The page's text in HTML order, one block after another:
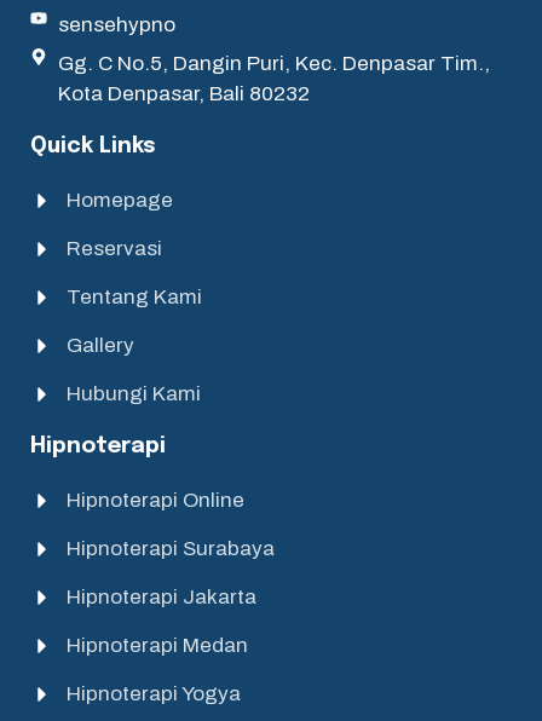
sensehypno
Gg. C No.5, Dangin Puri, Kec. Denpasar Tim.,
Kota Denpasar, Bali 80232
Quick Links
Homepage
Reservasi
Tentang Kami
Gallery
Hubungi Kami
Hipnoterapi
Hipnoterapi Online
Hipnoterapi Surabaya
Hipnoterapi Jakarta
Hipnoterapi Medan
Hipnoterapi Yogya